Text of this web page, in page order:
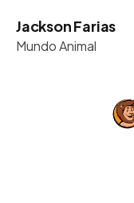
Jackson Farias
Mundo Animal